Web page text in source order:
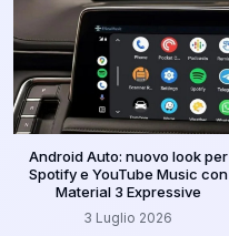
Android Auto: nuovo look per
Spotify e YouTube Music con
Material 3 Expressive
3 Luglio 2026